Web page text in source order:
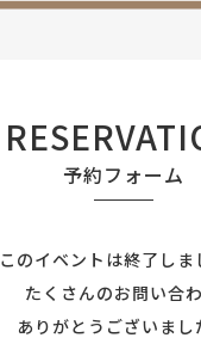
予約フォーム
このイベントは終了しま
たくさんのお問い合
ありがとうございまし